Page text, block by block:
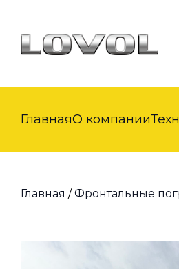
ГлавнаяО компании
Главная /Фронтальные